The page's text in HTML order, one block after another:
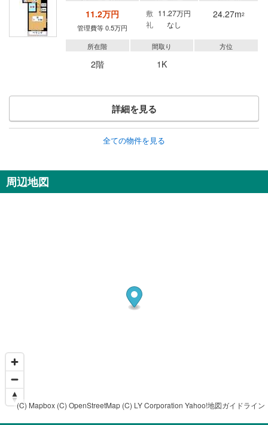
11.2万円
管理費等 0.5万円
敷 11.27万円
礼
なし
24.27m2
所在階
2階
間取り
1K
方位
詳細を見る
全ての物件を見る
周辺地図
(C) Mapbox (C) OpenStreetMap (C) LY Corporation Yahoo!地図ガイドライン